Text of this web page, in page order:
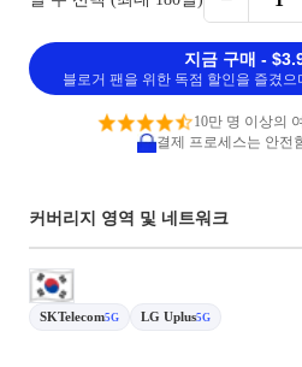
지금 구매 -
블로거 팬을 위한 독점 할인을 즐겼
10만 명 이상의
결제 프로세스는 안전
커버리지 영역 및 네트워크
SKTelecom5G LG Uplus5G